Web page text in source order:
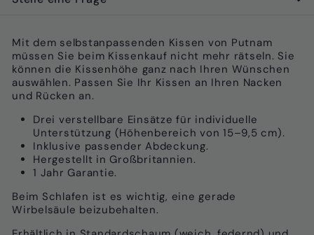
Mit dem selbstanpassenden Kissen von Putnam
müssen Sie beim Kissenkauf nicht mehr rätseln. Sie
können die Kissenhöhe ganz nach Ihren Wünschen
auswählen. Passen Sie Ihr Kissen an Ihren Nacken
und Rücken an.
Drei verstellbare Einsätze für individuelle
Unterstützung (Höhenbereich von 15–9,5 cm).
Inklusive passender Abdeckung.
Hergestellt in Großbritannien.
1 Jahr Garantie.
Beim Schlafen ist es wichtig, eine gerade
Wirbelsäule beizubehalten.